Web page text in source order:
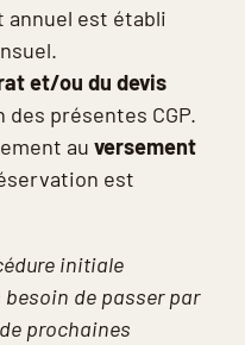
est établi
et/ou du devis
présentes CGP.
au versement
est
initiale
besoin de passer par
prochaines